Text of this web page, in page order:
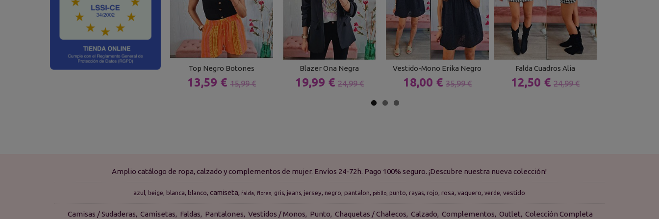
Top Negro Botones
13,59 € 15,99 €
Blazer Ona Negra
19,99 € 24,99 €
Vestido-Mono Erika Negro
18,00 € 35,99 €
Falda Cuadros Alia
12,50 € 24,99 €
Amplio catálogo de ropa, calzado y complementos de mujer. Envíos 24-72h. Pago 100% seguro. ¡Descubre nuestra nueva colección!
azul beige blanca blanco camiseta falda flores gris jeans jersey negro pantalon pitillo punto rayas rojo rosa vaquero verde vestido
Camisas / Sudaderas Camisetas Faldas Pantalones Vestidos / Monos Punto Chaquetas / Chalecos Calzado Complementos Outlet Colección Completa